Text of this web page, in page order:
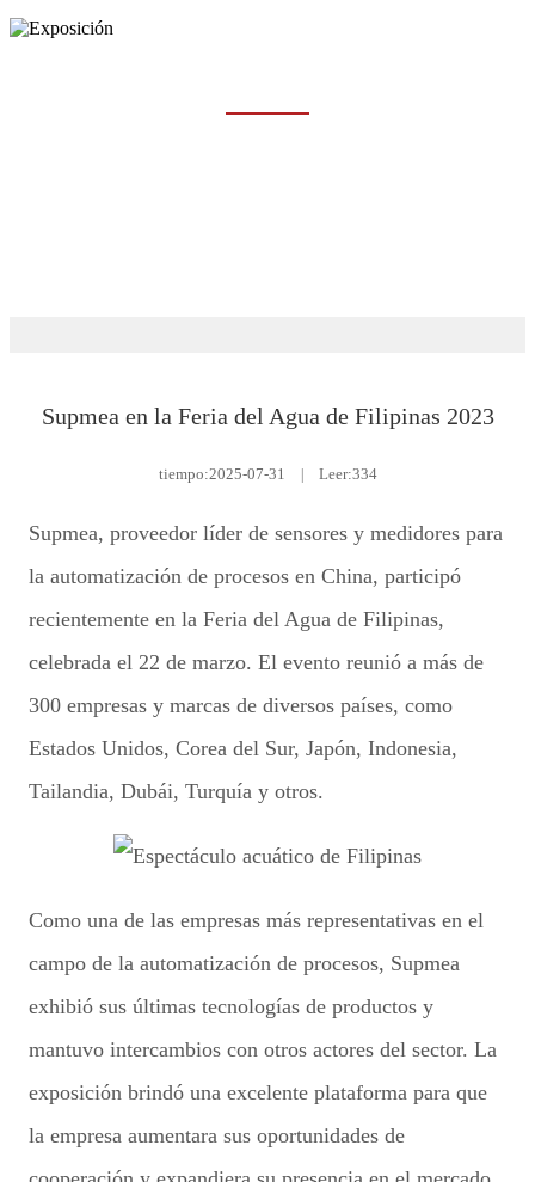
Supmea en la Feria del Agua de Filipinas 2023
tiempo:2025-07-31 | Leer:334
Supmea, proveedor líder de sensores y medidores para
la automatización de procesos en China, participó
recientemente en la Feria del Agua de Filipinas,
celebrada el 22 de marzo. El evento reunió a más de
300 empresas y marcas de diversos países, como
Estados Unidos, Corea del Sur, Japón, Indonesia,
Tailandia, Dubái, Turquía y otros.
Como una de las empresas más representativas en el
campo de la automatización de procesos, Supmea
exhibió sus últimas tecnologías de productos y
mantuvo intercambios con otros actores del sector. La
exposición brindó una excelente plataforma para que
la empresa aumentara sus oportunidades de